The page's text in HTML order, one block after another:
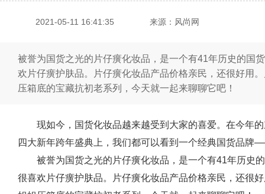
2021-05-11 16:41:35 来源：风尚网
被誉为国货之光的片仔癀化妆品，是一个有41年历史的国
欢片仔癀护肤品。片仔癀化妆品产品价格亲民，还很好用
压箱底的宝藏抗初老系列，今天就一起来聊聊它吧！
现如今，国货化妆品越来越受到大家的喜爱。在今年
四大新年跨年盛典上，我们都可以看到一个经典国货品牌
被誉为国货之光的片仔癀化妆品，是一个有41年历史
很喜欢片仔癀护肤品。片仔癀化妆品产品价格亲民，还很